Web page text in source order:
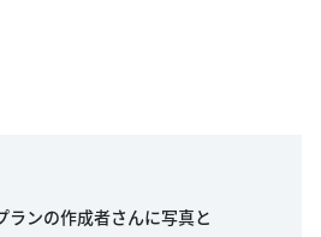
ランの作成者さんに写真と